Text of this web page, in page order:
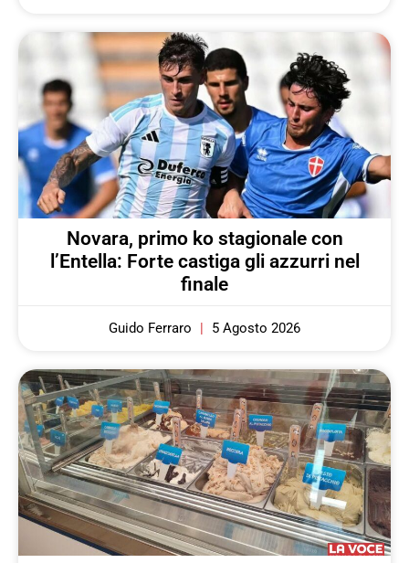
Novara, primo ko stagionale con
l’Entella: Forte castiga gli azzurri nel
finale
Guido Ferraro 5 Agosto 2026